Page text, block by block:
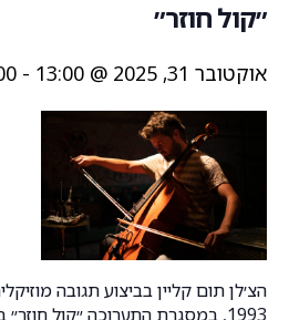
״קול חוזר״
אוקטובר 31, 2025 @ 13:00 -
הצ׳לן תום קליין בביצוע תגובה
1993, במסגרת התערוכה ״קול